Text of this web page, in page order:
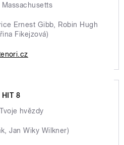
Ernest Gibb, Robin Hugh
Fikejzová)
HIT 8
hvězdy
Jan Wiky Wilkner)